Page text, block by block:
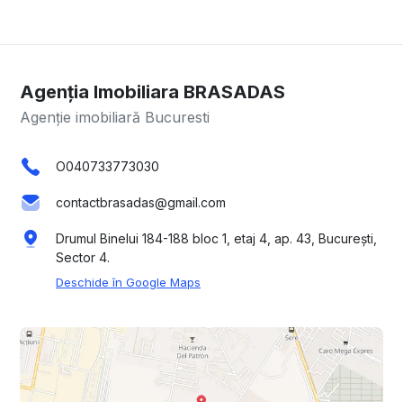
Agenția Imobiliara BRASADAS
Agenție imobiliară Bucuresti
O040733773030
contactbrasadas@gmail.com
Drumul Binelui 184-188 bloc 1, etaj 4, ap. 43, București,
Sector 4.
Deschide în Google Maps